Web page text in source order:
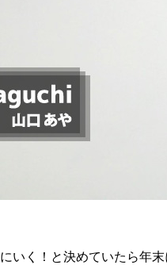
いく！と決めていたら年